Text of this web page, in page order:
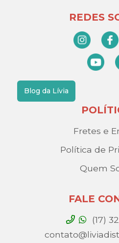
REDES
Blog da Lívia
Fretes e
Política de
Quem
FALE
(17)